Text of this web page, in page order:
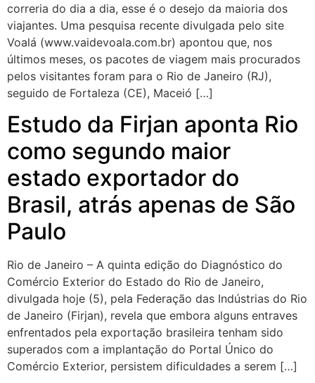
correria do dia a dia, esse é o desejo da maioria dos
viajantes. Uma pesquisa recente divulgada pelo site
Voalá (www.vaidevoala.com.br) apontou que, nos
últimos meses, os pacotes de viagem mais procurados
pelos visitantes foram para o Rio de Janeiro (RJ),
seguido de Fortaleza (CE), Maceió […]
Estudo da Firjan aponta Rio
como segundo maior
estado exportador do
Brasil, atrás apenas de São
Paulo
Rio de Janeiro – A quinta edição do Diagnóstico do
Comércio Exterior do Estado do Rio de Janeiro,
divulgada hoje (5), pela Federação das Indústrias do Rio
de Janeiro (Firjan), revela que embora alguns entraves
enfrentados pela exportação brasileira tenham sido
superados com a implantação do Portal Único do
Comércio Exterior, persistem dificuldades a serem […]